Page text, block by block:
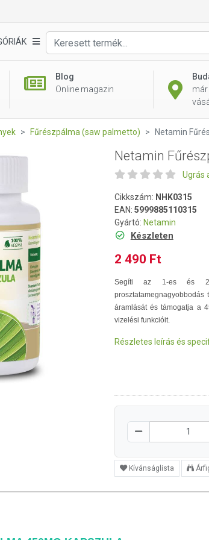
Blog
Online magazin
már
Fűrészpálma (saw palmetto) Netamin
Netamin
Ugrás
Cikkszám: NHK0315
EAN: 5999885110315
Gyártó: Netamin
Készleten
2 490 Ft
Segíti az 1-es és 2-
áramlását és támogatja a
vizelési funkcióit.
Részletes leírás és
Kívánságlista